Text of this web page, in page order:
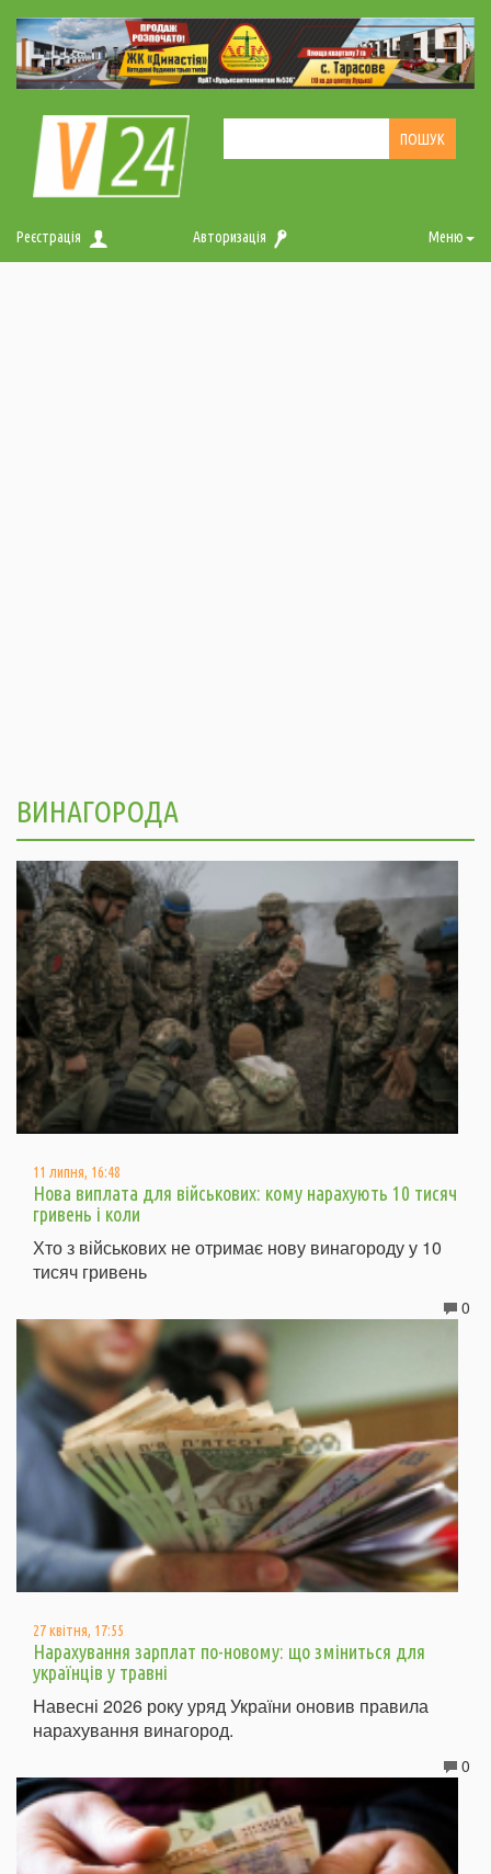
Реєстрація Авторизація Меню
ВИНАГОРОДА
11 липня, 16:48
Нова виплата для військових: кому нарахують 10 тисяч
гривень і коли
Хто з військових не отримає нову винагороду у 10
тисяч гривень
0
27 квітня, 17:55
Нарахування зарплат по-новому: що зміниться для
українців у травні
Навесні 2026 року уряд України оновив правила
нарахування винагород.
0